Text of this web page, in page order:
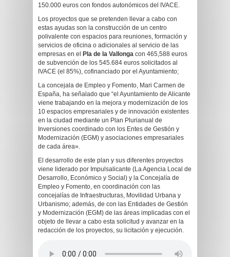
150.000 euros con fondos autonómicos del IVACE.
Los proyectos que se pretenden llevar a cabo con
estas ayudas son la construcción de un centro
polivalente con espacios para reuniones, formación y
servicios de oficina o adicionales al servicio de las
empresas en el
Pla de la Vallonga con 465,588 euros
de subvención de los 545.684 euros solicitados al
IVACE (el 85%), cofinanciado por el Ayuntamiento;
La concejala de Empleo y Fomento, Mari Carmen de
España, ha señalado que “el Ayuntamiento de Alicante
viene trabajando en la mejora y modernización de los
10 espacios empresariales y de innovación existentes
en la ciudad mediante un Plan Plurianual de
Inversiones coordinado con los Entes de Gestión y
Modernización (EGM) y asociaciones empresariales
de cada área».
El desarrollo de este plan y sus diferentes proyectos
viene liderado por Impulsalicante (La Agencia Local de
Desarrollo, Económico y Social) y la Concejalía de
Empleo y Fomento, en coordinación con las
concejalías de Infraestructuras, Movilidad Urbana y
Urbanismo; además, de con las Entidades de Gestión
y Modernización (EGM) de las áreas implicadas con el
objeto de llevar a cabo esta solicitud y avanzar en la
redacción de los proyectos, su licitación y ejecución.